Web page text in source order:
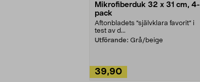
Mikrofiberduk 32 x 31 cm, 4-
pack
Aftonbladets "självklara favorit” i
test av d...
Utförande: Grå/beige
39,90